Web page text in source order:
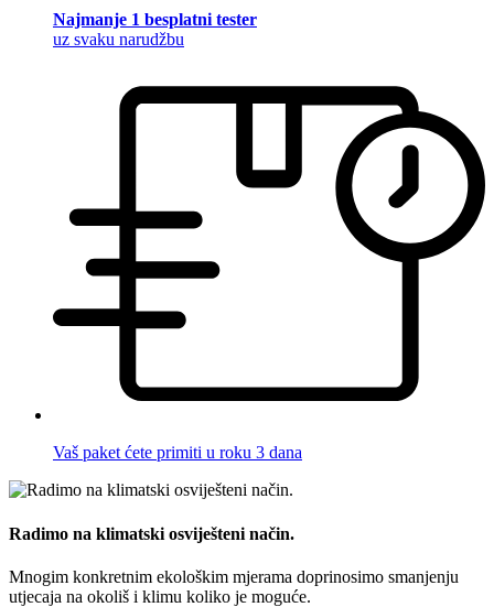
Najmanje 1 besplatni tester
uz svaku narudžbu
Vaš paket ćete primiti u roku 3 dana
Radimo na klimatski osviješteni način.
Mnogim konkretnim ekološkim mjerama doprinosimo smanjenju
utjecaja na okoliš i klimu koliko je moguće.